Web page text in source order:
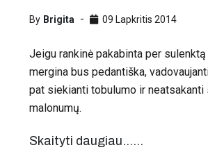
By Brigita 09 Lapkritis 2014
Jeigu rankinė pakabinta per sulenktą
mergina bus pedantiška,
pat siekianti tobulumo ir neatsakanti
malonumų.
Skaityti daugiau...…